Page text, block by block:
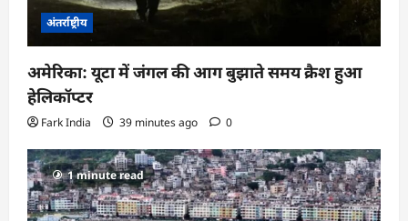
अंतर्राष्ट्रीय
अमेरिका: यूटा में जंगल की आग बुझाते समय क्रैश हुआ
हेलिकॉप्टर
Fark India 39 minutes ago 0
1 minute read